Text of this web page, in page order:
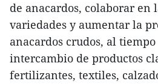
de anacardos, colaborar en
variedades y aumentar la
anacardos crudos, al
intercambio de productos
fertilizantes, textiles,